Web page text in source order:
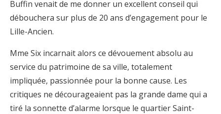
Buffin venait de me donner un excellent conseil qui
débouchera sur plus de 20 ans d’engagement pour le
Lille-Ancien.
Mme Six incarnait alors ce dévouement absolu au
service du patrimoine de sa ville, totalement
impliquée, passionnée pour la bonne cause. Les
critiques ne décourageaient pas la grande dame qui a
tiré la sonnette d’alarme lorsque le quartier Saint-